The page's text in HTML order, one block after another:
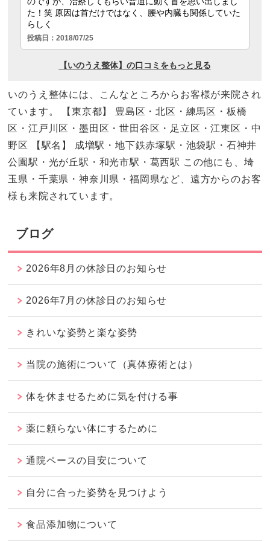
いのうえ整体には、こんなところからお客様が来院され
ています。 【東京都】 豊島区・北区・練馬区・板橋
区・江戸川区・墨田区・世田谷区・足立区・江東区・中
野区 【駅名】 成増駅・地下鉄赤塚駅・池袋駅・石神井
公園駅・光が丘駅・和光市駅・葛西駅 この他にも、埼
玉県・千葉県・神奈川県・福岡県など、遠方からのお客
様も来院されています。
ブログ
2026年8月の休診日のお知らせ
2026年7月の休診日のお知らせ
きれいな姿勢と楽な姿勢
当院の施術について（真体療術とは）
体を休ませるために気を付ける事
薬に頼らない体にするために
通院ペースの目安について
自分に合った姿勢を見つけよう
食品添加物について